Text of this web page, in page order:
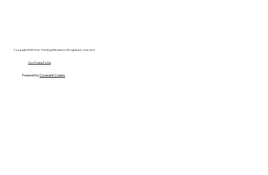
Copyright 2025 Free Thinking Ministries | All rights are reserved
Our Privacy Policy
Powered byCovenant Coders